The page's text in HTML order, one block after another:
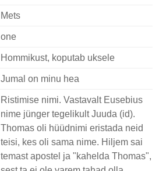
Mets
one
Hommikust, koputab uksele
Jumal on minu hea
Ristimise nimi. Vastavalt Eusebius
nime jünger tegelikult Juuda (id).
Thomas oli hüüdnimi eristada neid
teisi, kes oli sama nime. Hiljem sai
temast apostel ja "kahelda Thomas",